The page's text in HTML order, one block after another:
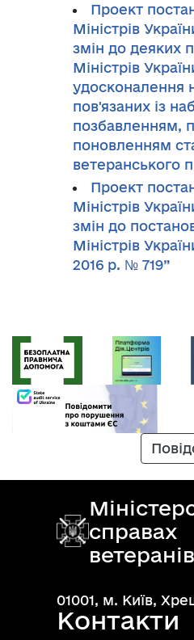
Проект
Міністрів
змін до деяких
Міністрів
удосконалення
пов'язаних із
позбавленням,
поновленням
ветеранського
Проект
Міністрів
змін до
Міністрів
2016 р. № 719”
справах
01001, м. Київ,
Контакти